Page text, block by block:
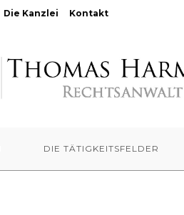
Die Kanzlei Kontakt
DIE TÄTIGKEITSFELDER